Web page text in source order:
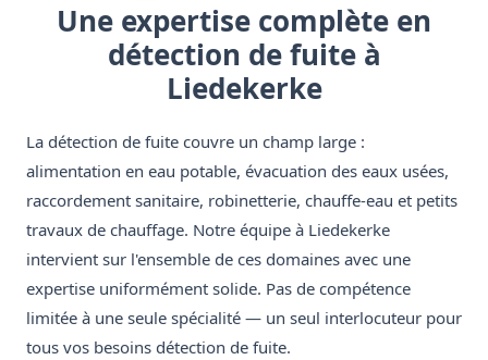
Une expertise complète en
détection de fuite à
Liedekerke
La détection de fuite couvre un champ large :
alimentation en eau potable, évacuation des eaux usées,
raccordement sanitaire, robinetterie, chauffe-eau et petits
travaux de chauffage. Notre équipe à Liedekerke
intervient sur l'ensemble de ces domaines avec une
expertise uniformément solide. Pas de compétence
limitée à une seule spécialité — un seul interlocuteur pour
tous vos besoins détection de fuite.